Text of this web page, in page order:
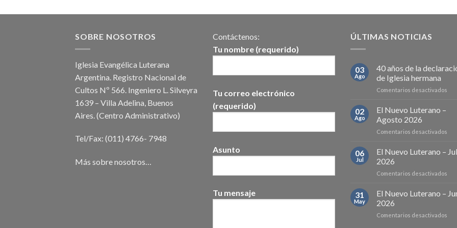
SOBRE NOSOTROS
Iglesia Evangélica Luterana
Argentina. Registro Nacional de
Cultos Nº 566. Ingeniero L. Silveyra
1639 – Villa Adelina, Buenos
Aires. (Centro Administrativo)
Tel/Fax: (011) 4766- 7948
Más sobre nosotros…
Contáctenos:
Tu nombre (requerido)
Tu correo electrónico
(requerido)
Asunto
Tu mensaje
ÚLTIMAS NOTICIAS
03
Ago
40 años de la
de Iglesia hermana
Comentarios desactivados
02
Ago
El Nuevo Luterano –
Agosto 2026
Comentarios desactivados
06
Jul
El Nuevo Luterano –
2026
Comentarios desactivados
31
May
El Nuevo Luterano –
2026
Comentarios desactivados